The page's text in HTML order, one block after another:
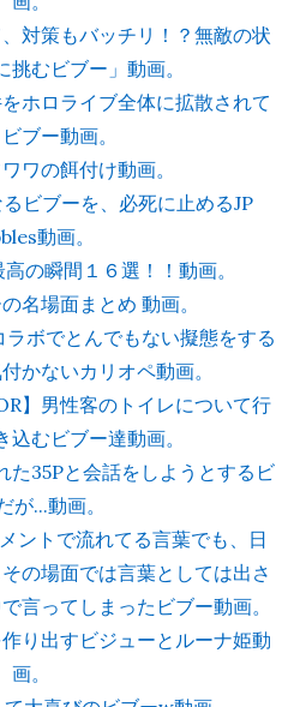
対策もバッチリ！？無敵の状
むビブー」動画。
ホロライブ全体に拡散されて
ブー動画。
ワの餌付け動画。
ビブーを、必死に止めるJP
動画。
の瞬間１６選！！動画。
名場面まとめ 動画。
ボでとんでもない擬態をする
かないカリオペ動画。
】男性客のトイレについて行
込むビブー達動画。
35Pと会話をしようとするビ
が...動画。
ントで流れてる言葉でも、日
の場面では言葉としては出さ
言ってしまったビブー動画。
り出すビジューとルーナ姫動
画。